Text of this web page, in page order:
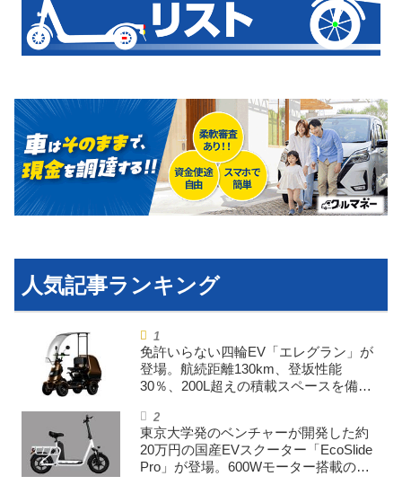
テクノロジー
運営会社
利用規約
プライバシーポリシー
お問い合せ
広告掲載について
免許いらない四輪EV「エレグラン」が
登場。航続距離130km、登坂性能
30％、200L超えの積載スペースを備え
東京大学発のベンチャーが開発した約
20万円の国産EVスクーター「EcoSlide
Pro」が登場。600Wモーター搭載のハ